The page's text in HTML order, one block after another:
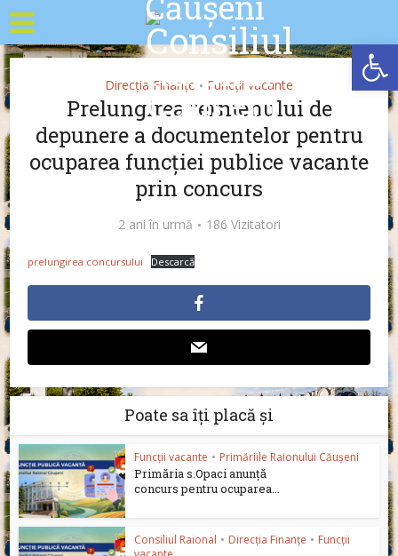
Direcția Finanțe • Funcții vacante
Prelungirea termenului de
depunere a documentelor pentru
ocuparea funcției publice vacante
prin concurs
2 ani în urmă 186 Vizitatori
prelungirea concursului Descarcă
Poate sa îți placă și
Funcții vacante • Primăriile Raionului Căușeni
Primăria s.Opaci anunță
concurs pentru ocuparea...
Consiliul Raional • Direcția Finanțe • Funcții